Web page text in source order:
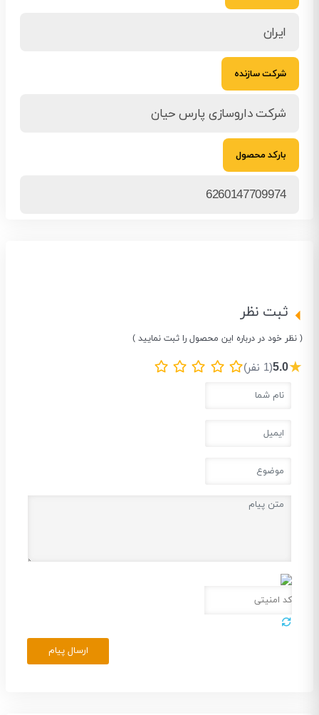
ایران
شرکت سازنده
شرکت داروسازی پارس حیان
بارکد محصول
6260147709974
ثبت نظر
( نظر خود در درباره این محصول را ثبت نمایید )
★
5.0(1 نفر)
ارسال پیام